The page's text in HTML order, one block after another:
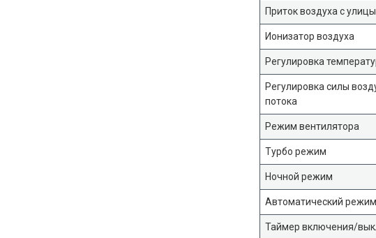
Приток воздуха с улицы
Ионизатор воздуха
Регулировка
Регулировка силы
потока
Режим вентилятора
Турбо режим
Ночной режим
Автоматический режим
Таймер включения/